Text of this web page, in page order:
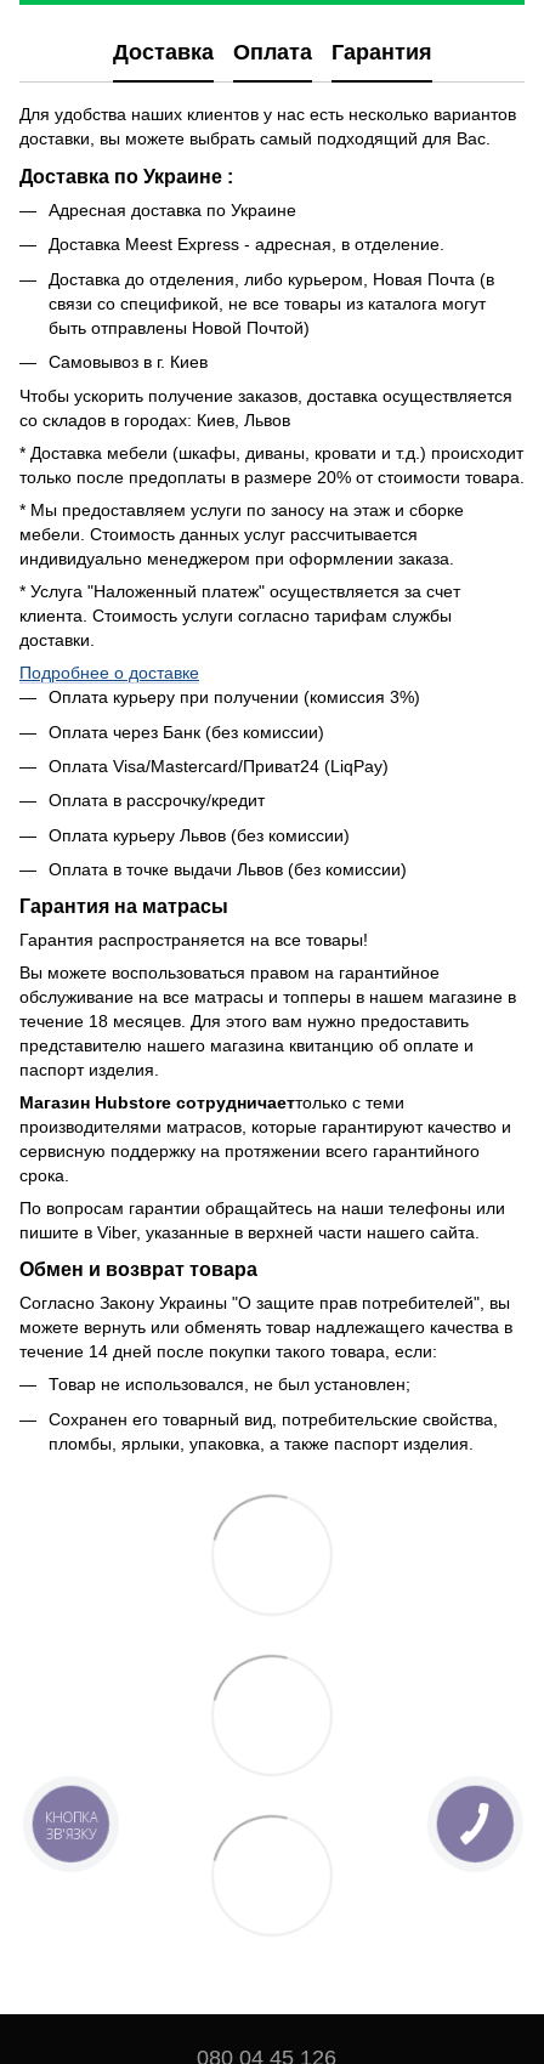
Доставка Оплата Гарантия
Для удобства наших клиентов у нас есть несколько вариантов
доставки, вы можете выбрать самый подходящий для Вас.
Доставка по Украине :
Адресная доставка по Украине
Доставка Meest Express - адресная, в отделение.
Доставка до отделения, либо курьером, Новая Почта (в
связи со спецификой, не все товары из каталога могут
быть отправлены Новой Почтой)
Самовывоз в г. Киев
Чтобы ускорить получение заказов, доставка осуществляется
со складов в городах: Киев, Львов
* Доставка мебели (шкафы, диваны, кровати и т.д.) происходит
только после предоплаты в размере 20% от стоимости товара.
* Мы предоставляем услуги по заносу на этаж и сборке
мебели. Стоимость данных услуг рассчитывается
индивидуально менеджером при оформлении заказа.
* Услуга "Наложенный платеж" осуществляется за счет
клиента. Стоимость услуги согласно тарифам службы
доставки.
Подробнее о доставке
Оплата курьеру при получении (комиссия 3%)
Оплата через Банк (без комиссии)
Оплата Visa/Mastercard/Приват24 (LiqPay)
Оплата в рассрочку/кредит
Оплата курьеру Львов (без комиссии)
Оплата в точке выдачи Львов (без комиссии)
Гарантия на матрасы
Гарантия распространяется на все товары!
Вы можете воспользоваться правом на гарантийное
обслуживание на все матрасы и топперы в нашем магазине в
течение 18 месяцев. Для этого вам нужно предоставить
представителю нашего магазина квитанцию об оплате и
паспорт изделия.
Магазин Hubstore сотрудничаеттолько с теми
производителями матрасов, которые гарантируют качество и
сервисную поддержку на протяжении всего гарантийного
срока.
По вопросам гарантии обращайтесь на наши телефоны или
пишите в Viber, указанные в верхней части нашего сайта.
Обмен и возврат товара
Согласно Закону Украины "О защите прав потребителей", вы
можете вернуть или обменять товар надлежащего качества в
течение 14 дней после покупки такого товара, если:
Товар не использовался, не был установлен;
Сохранен его товарный вид, потребительские свойства,
пломбы, ярлыки, упаковка, а также паспорт изделия.
080 04 45 126
КНОПКА
ЗВ'ЯЗКУ